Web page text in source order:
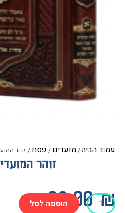
/מועדים/פסח/ זוהר המועדים [א]
זוהר המועדים [א]
הוספה לסל